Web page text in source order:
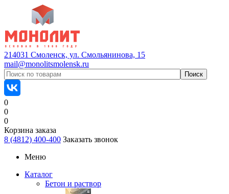
214031 Смоленск, ул. Смольянинова, 15
mail@monolitsmolensk.ru
0
0
0
Корзина заказа
8 (4812) 400-400 Заказать звонок
Меню
Каталог
Бетон и раствор